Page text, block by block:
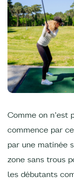
Comme on n’est
commence par
par une matinée
zone sans trous
les débutants